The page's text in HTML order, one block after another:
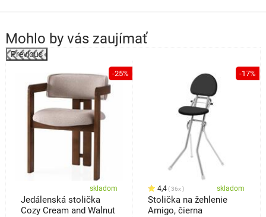
Mohlo by vás zaujímať
Previous
-25%
skladom
Jedálenská stolička
Cozy Cream and Walnut
-17%
4,4 36x skladom
Stolička na žehlenie
Amigo, čierna